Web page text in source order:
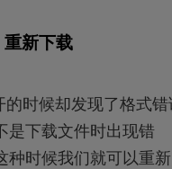
新下载
时候却发现了格式
是下载文件时出现错
种时候我们就可以重新